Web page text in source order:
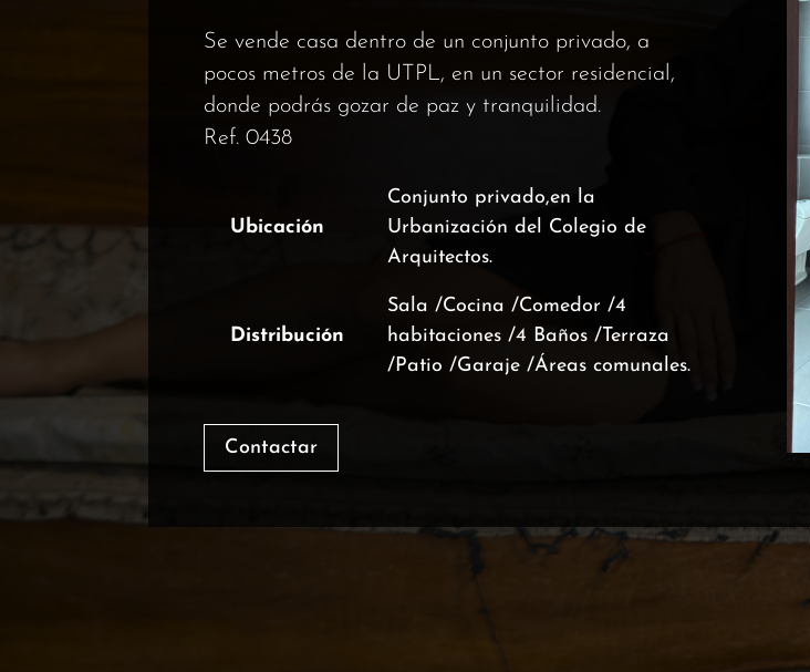
Se vende casa dentro de un conjunto privado, a
pocos metros de la UTPL, en un sector residencial,
donde podrás gozar de paz y tranquilidad.
Ref. 0438
Ubicación
Conjunto privado,en la
Urbanización del Colegio de
Arquitectos.
Distribución
Sala /Cocina /Comedor /4
habitaciones /4 Baños /Terraza
/Patio /Garaje /Áreas comunales.
Contactar